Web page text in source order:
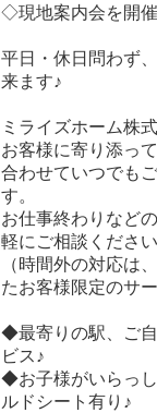
◇現地案内会を開
平日・休日問わず
来ます♪
ミライズホーム株式
お客様に寄り添っ
合わせていつでも
す。
お仕事終わりなど
軽にご相談くださ
（時間外の対応は
たお客様限定のサー
◆最寄りの駅、ご
ビス♪
◆お子様がいらっ
ルドシート有り♪